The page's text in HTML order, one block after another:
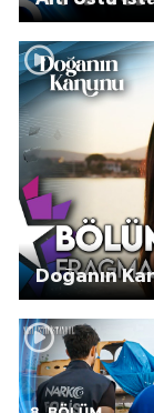
Doğanın